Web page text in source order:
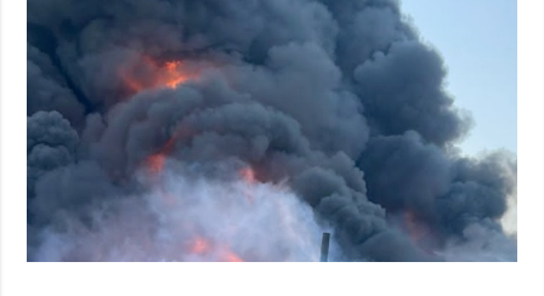
Economía
Defensa
Sociedad y
Cultura
Deportes
Crimen
Desastres y
servicios
Política de
privacidad y
protección de
datos personales